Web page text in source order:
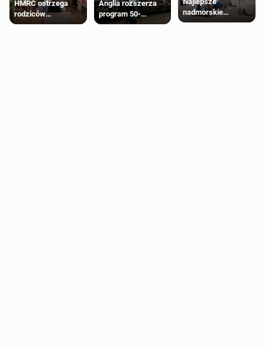
HMRC ostrzega
rodziców
pobierających Child
Anglia rozszerza
program 50-
procentowych
nadmorskie
miasteczko blisko